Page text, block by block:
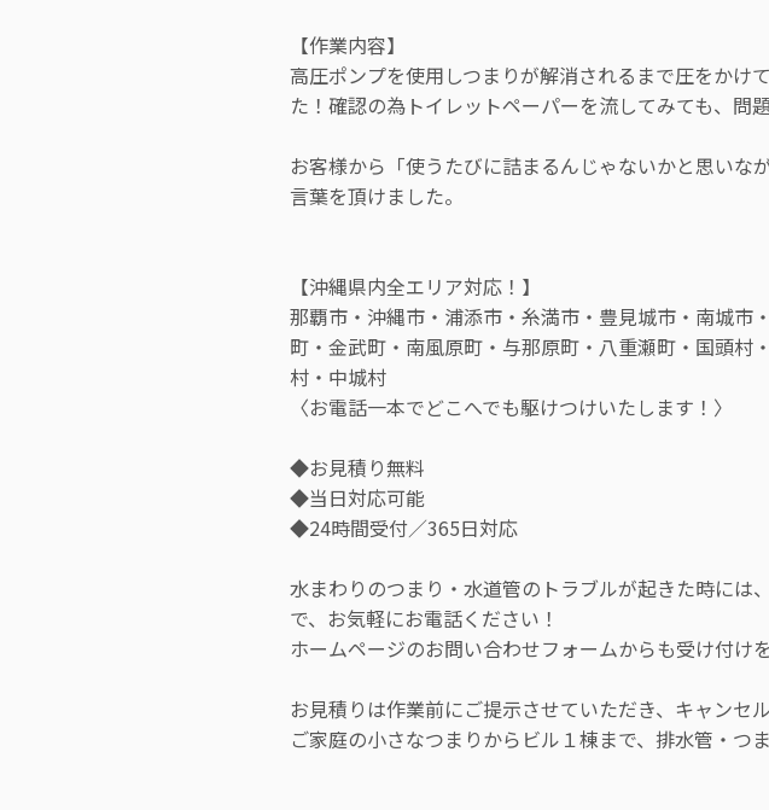
【作業内容】
高圧ポンプを使用しつまりが解消されるまで圧をかけ
た！確認の為トイレットペーパーを流してみても、問
お客様から「使うたびに詰まるんじゃないかと思いな
言葉を頂けました。
【沖縄県内全エリア対応！】
那覇市・沖縄市・浦添市・糸満市・豊見城市・南城
町・金武町・南風原町・与那原町・八重瀬町・国頭
村・中城村
〈お電話一本でどこへでも駆けつけいたします！〉
◆お見積り無料
◆当日対応可能
◆24時間受付／365日対応
水まわりのつまり・水道管のトラブルが起きた時に
で、お気軽にお電話ください！
ホームページのお問い合わせフォームからも受け付け
お見積りは作業前にご提示させていただき、キャンセ
ご家庭の小さなつまりからビル１棟まで、排水管・つ